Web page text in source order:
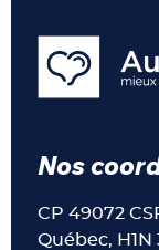
Nos
CP 49072
Québec, H1N